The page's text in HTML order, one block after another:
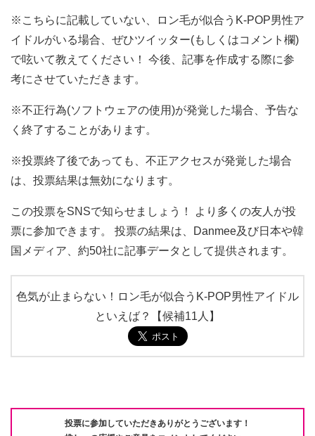
※こちらに記載していない、ロン毛が似合うK-POP男性ア
イドルがいる場合、ぜひツイッター(もしくはコメント欄)
で呟いて教えてください！ 今後、記事を作成する際に参
考にさせていただきます。
※不正行為(ソフトウェアの使用)が発覚した場合、予告な
く終了することがあります。
※投票終了後であっても、不正アクセスが発覚した場合
は、投票結果は無効になります。
この投票をSNSで知らせましょう！ より多くの友人が投
票に参加できます。 投票の結果は、Danmee及び日本や韓
国メディア、約50社に記事データとして提供されます。
色気が止まらない！ロン毛が似合うK-POP男性アイドル
といえば？【候補11人】
投票に参加していただきありがとうございます！